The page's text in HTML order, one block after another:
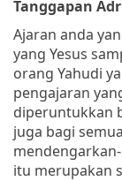
Tanggapan
Ajaran anda
yang Yesus
orang Yahudi
pengajaran
diperuntukkan
juga bagi
itu merupakan